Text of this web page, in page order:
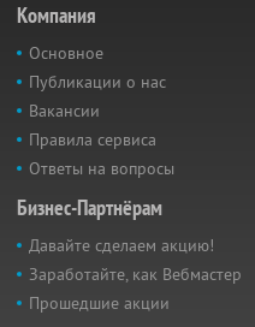
Компания
Основное
Публикации о нас
Вакансии
Правила сервиса
Ответы на вопросы
Бизнес-Партнёрам
Давайте сделаем акцию!
Заработайте, как Вебмастер
Прошедшие акции